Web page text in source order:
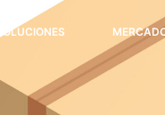
SOLUCIONES